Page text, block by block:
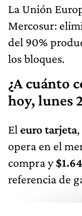
La Unión
Mercosur:
del 90%
los bloques.
¿A cuánto
hoy, lunes
El euro tarjeta
opera en el
compra y
referencia de